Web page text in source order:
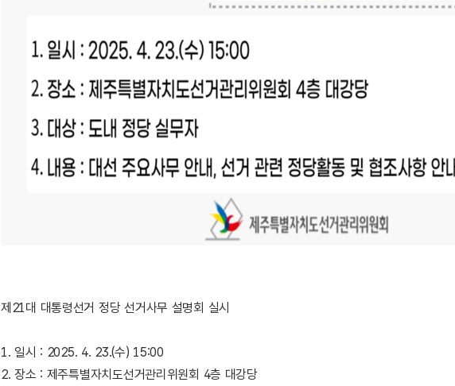
제21대 대통령선거 정당 선거사무 설명회 실시
1. 일시 : 2025. 4. 23.(수) 15:00
2. 장소 : 제주특별자치도선거관리위원회 4층 대강당